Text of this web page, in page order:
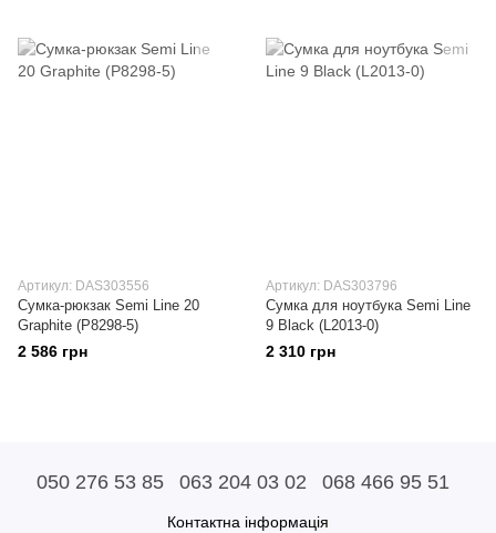
Артикул: DAS303556
Сумка-рюкзак Semi Line 20
Graphite (P8298-5)
2 586 грн
Артикул: DAS303796
Сумка для ноутбука Semi Line
9 Black (L2013-0)
2 310 грн
050 276 53 85 063 204 03 02 068 466 95 51
Контактна інформація